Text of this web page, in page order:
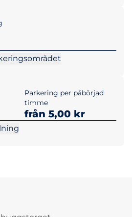
Parkering per påbörjad
timme
från 5,00 kr